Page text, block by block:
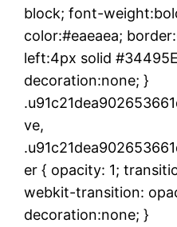
block; font-
color:#eaeaea;
left:4px solid
decoration:none; }
ve,
er { opacity: 1;
webkit-transition:
decoration:none; }